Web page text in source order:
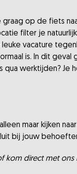
graag op de fiets
filter je
vacature
is. In dit
werktijden? Je
maar kijken
bij jouw
kom direct met ons